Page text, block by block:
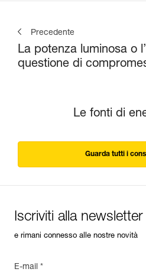
Precedente
La potenza luminosa o
questione di
Le fonti di
Guarda tutti i
Iscriviti alla newsletter
e rimani connesso alle nostre novità
E-mail *